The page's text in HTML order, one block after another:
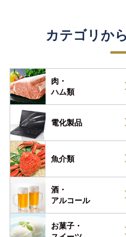
カテゴリか
肉・
ハム類
電化製品
魚介類
酒・
アルコール
お菓子・